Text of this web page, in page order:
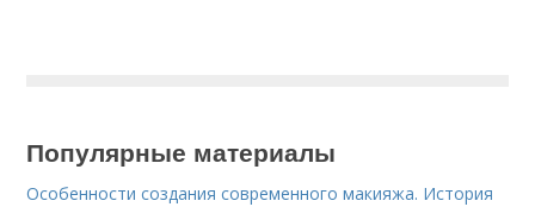
Популярные материалы
Особенности создания современного макияжа. История